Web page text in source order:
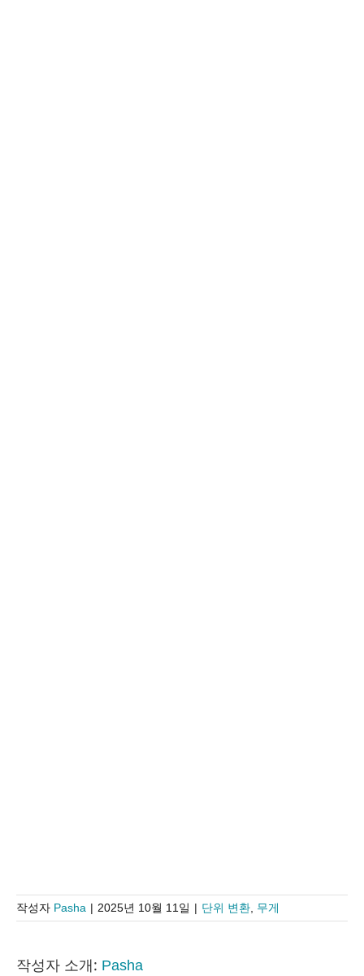
작성자 Pasha | 2025년 10월 11일 | 단위 변환, 무게
작성자 소개: Pasha